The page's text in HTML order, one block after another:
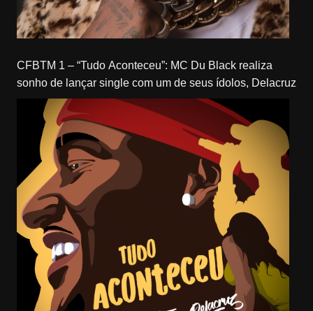
CFBTM 1 – “Tudo Aconteceu”: MC Du Black realiza
sonho de lançar single com um de seus ídolos, Delacruz